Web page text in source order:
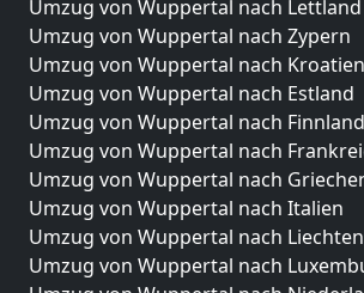
Umzug von Wuppertal nach Lettland
Umzug von Wuppertal nach Zypern
Umzug von Wuppertal nach Kroatien
Umzug von Wuppertal nach Estland
Umzug von Wuppertal nach Finnland
Umzug von Wuppertal nach
Umzug von Wuppertal nach
Umzug von Wuppertal nach Italien
Umzug von Wuppertal nach
Umzug von Wuppertal nach